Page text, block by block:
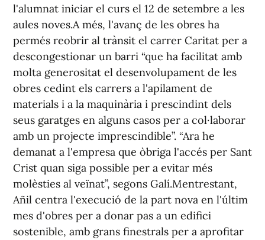
l'alumnat iniciar el curs el 12 de setembre a les
aules noves.A més, l'avanç de les obres ha
permés reobrir al trànsit el carrer Caritat per a
descongestionar un barri “que ha facilitat amb
molta generositat el desenvolupament de les
obres cedint els carrers a l'apilament de
materials i a la maquinària i prescindint dels
seus garatges en alguns casos per a col·laborar
amb un projecte imprescindible”. “Ara he
demanat a l'empresa que òbriga l'accés per Sant
Crist quan siga possible per a evitar més
molèsties al veïnat”, segons Galí.Mentrestant,
Añil centra l'execució de la part nova en l'últim
mes d'obres per a donar pas a un edifici
sostenible, amb grans finestrals per a aprofitar